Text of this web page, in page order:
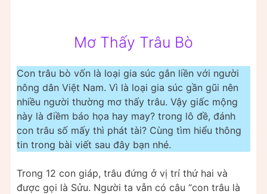
Mơ Thấy Trâu Bò
Con trâu bò vốn là loại gia súc gắn liền với người
nông dân Việt Nam. Vì là loại gia súc gần gũi nên
nhiều người thường mơ thấy trâu. Vậy giấc mộng
này là điềm báo họa hay may? trong lô đề, đánh
con trâu số mấy thì phát tài? Cùng tìm hiểu thông
tin trong bài viết sau đây bạn nhé.
Trong 12 con giáp, trâu đứng ở vị trí thứ hai và
được gọi là Sửu. Người ta vẫn có câu “con trâu là